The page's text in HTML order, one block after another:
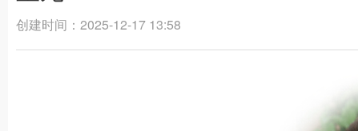
创建时间： 2025-12-17 13:58